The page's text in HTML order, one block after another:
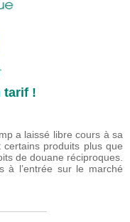
tarif !
a laissé libre cours à sa
produits plus que
de douane réciproques.
à l’entrée sur le marché